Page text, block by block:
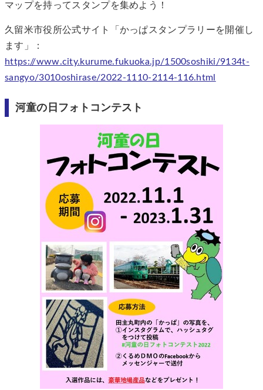
マップを持ってスタンプを集めよう！
久留米市役所公式サイト「かっぱスタンプラリーを開催し
ます」：
https://www.city.kurume.fukuoka.jp/1500soshiki/9134t-
sangyo/3010oshirase/2022-1110-2114-116.html
河童の日フォトコンテスト